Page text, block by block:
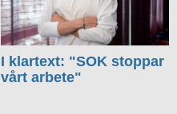
I klartext: "SOK stoppar
vårt arbete"